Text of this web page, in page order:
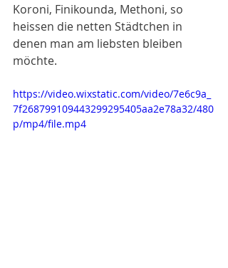
Koroni, Finikounda, Methoni, so
heissen die netten Städtchen in
denen man am liebsten bleiben
möchte.
https://video.wixstatic.com/video/7e6c9a_
7f268799109443299295405aa2e78a32/480
p/mp4/file.mp4